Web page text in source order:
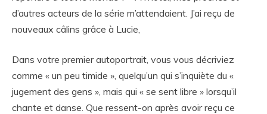
d’autres acteurs de la série m’attendaient. J’ai reçu de
nouveaux câlins grâce à Lucie,
Dans votre premier autoportrait, vous vous décriviez
comme « un peu timide », quelqu’un qui s’inquiète du «
jugement des gens », mais qui « se sent libre » lorsqu’il
chante et danse. Que ressent-on après avoir reçu ce